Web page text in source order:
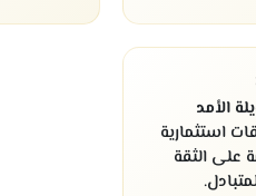
الأمد
استثمارية
على الثقة